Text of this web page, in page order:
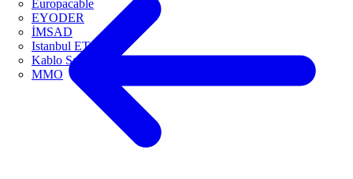
Europacable
EYODER
İMSAD
Istanbul ETO
Kablo Sanayicileri Derneği
MMO